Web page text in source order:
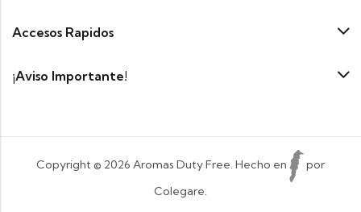
Accesos Rapidos
¡Aviso Importante!
Copyright © 2026 Aromas Duty Free. Hecho en
por
Colegare.